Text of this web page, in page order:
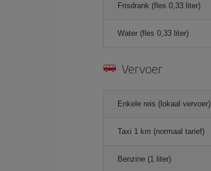
Frisdrank (fles 0,33 liter)
Water (fles 0,33 liter)
Vervoer
Enkele reis (lokaal vervoer)
Taxi 1 km (normaal tarief)
Benzine (1 liter)